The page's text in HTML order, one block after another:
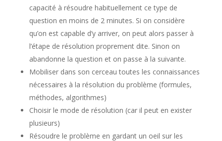
capacité à résoudre habituellement ce type de
question en moins de 2 minutes. Si on considère
qu’on est capable d’y arriver, on peut alors passer à
l’étape de résolution proprement dite. Sinon on
abandonne la question et on passe à la suivante.
Mobiliser dans son cerceau toutes les connaissances
nécessaires à la résolution du problème (formules,
méthodes, algorithmes)
Choisir le mode de résolution (car il peut en exister
plusieurs)
Résoudre le problème en gardant un oeil sur les